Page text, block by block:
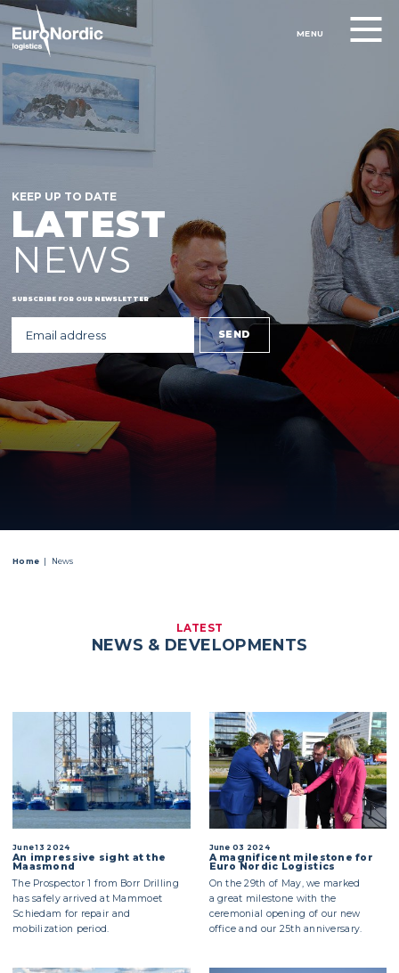
KEEP UP TO DATE
LATEST
NEWS
SUBSCRIBE FOR OUR NEWSLETTER
SEND
Home News
LATEST
NEWS & DEVELOPMENTS
June 13 2024
An impressive sight at the
Maasmond
The Prospector 1 from Borr Drilling
has safely arrived at Mammoet
Schiedam for repair and
mobilization period.
June 03 2024
A magnificent milestone for
Euro Nordic Logistics
On the 29th of May, we marked
a great milestone with the
ceremonial opening of our new
office and our 25th anniversary.
MENU